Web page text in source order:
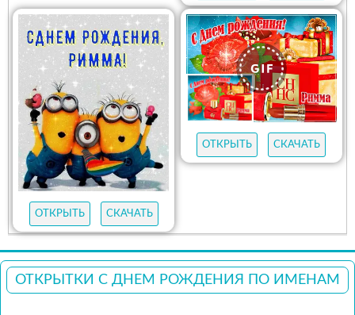
ОТКРЫТЬ СКАЧАТЬ
ОТКРЫТЬ СКАЧАТЬ
ОТКРЫТКИ С ДНЕМ РОЖДЕНИЯ ПО ИМЕНАМ